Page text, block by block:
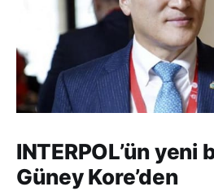
INTERPOL’ün yeni
Güney Kore’den